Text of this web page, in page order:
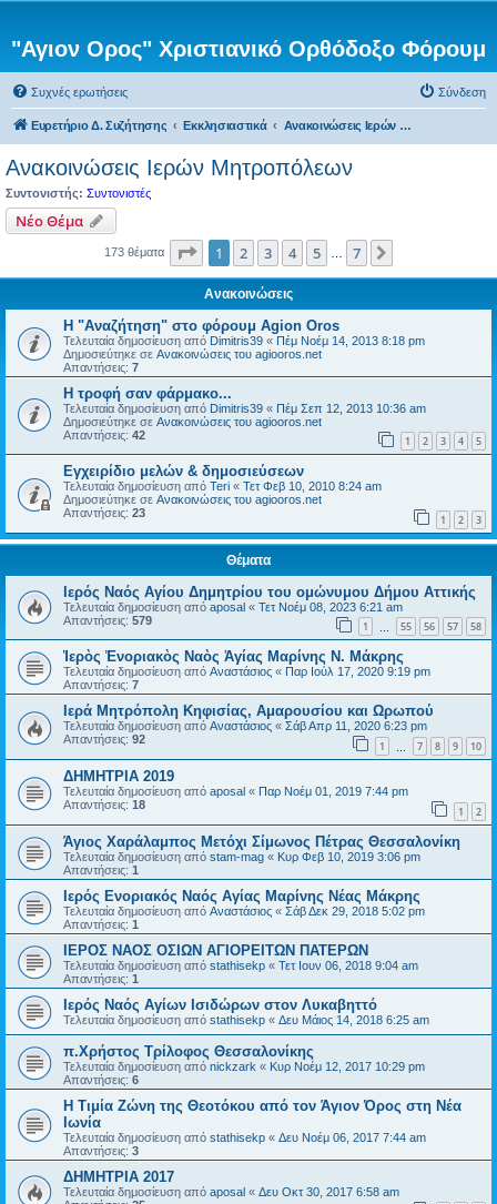
"Αγιον Ορος" Χριστιανικό Ορθόδοξο Φόρουμ
Συχνές ερωτήσεις Σύνδεση
Ευρετήριο Δ. Συζήτησης Εκκλησιαστικά Ανακοινώσεις Ιερών Μητροπόλεων
Ανακοινώσεις Ιερών Μητροπόλεων
Συντονιστής: Συντονιστές
Νέο Θέμα
173 θέματα Σελίδα από7
1 2 3 4 5 7
Ανακοινώσεις
Η "Αναζήτηση" στο φόρουμ Agion Oros
Τελευταία δημοσίευση από Dimitris39 « Πέμ Νοέμ 14, 2013 8:18 pm
Δημοσιεύτηκε σε Ανακοινώσεις του agiooros.net
Απαντήσεις: 7
H τροφή σαν φάρμακο...
Τελευταία δημοσίευση από Dimitris39 « Πέμ Σεπ 12, 2013 10:36 am
Δημοσιεύτηκε σε Ανακοινώσεις του agiooros.net
Απαντήσεις: 42 1 2 3 4 5
Εγχειρίδιο μελών & δημοσιεύσεων
Τελευταία δημοσίευση από Teri « Τετ Φεβ 10, 2010 8:24 am
Δημοσιεύτηκε σε Ανακοινώσεις του agiooros.net
Απαντήσεις: 23 1 2 3
Θέματα
Ιερός Ναός Αγίου Δημητρίου του ομώνυμου Δήμου Αττικής
Τελευταία δημοσίευση από aposal « Τετ Νοέμ 08, 2023 6:21 am
Απαντήσεις: 579 1 55 56 57 58
Ἱερὸς Ἐνοριακὸς Ναὸς Ἁγίας Μαρίνης Ν. Μάκρης
Τελευταία δημοσίευση από Αναστάσιος « Παρ Ιούλ 17, 2020 9:19 pm
Απαντήσεις: 7
Ιερά Μητρόπολη Κηφισίας, Αμαρουσίου και Ωρωπού
Τελευταία δημοσίευση από Αναστάσιος « Σάβ Απρ 11, 2020 6:23 pm
Απαντήσεις: 92 1 7 8 9 10
ΔΗΜΗΤΡΙΑ 2019
Τελευταία δημοσίευση από aposal « Παρ Νοέμ 01, 2019 7:44 pm
Απαντήσεις: 18 1 2
Άγιος Χαράλαμπος Μετόχι Σίμωνος Πέτρας Θεσσαλονίκη
Τελευταία δημοσίευση από stam-mag « Κυρ Φεβ 10, 2019 3:06 pm
Απαντήσεις: 1
Ιερός Ενοριακός Ναός Αγίας Μαρίνης Νέας Μάκρης
Τελευταία δημοσίευση από Αναστάσιος « Σάβ Δεκ 29, 2018 5:02 pm
Απαντήσεις: 1
ΙΕΡΟΣ ΝΑΟΣ ΟΣΙΩΝ ΑΓΙΟΡΕΙΤΩΝ ΠΑΤΕΡΩΝ
Τελευταία δημοσίευση από stathisekp « Τετ Ιουν 06, 2018 9:04 am
Απαντήσεις: 1
Ιερός Ναός Αγίων Ισιδώρων στον Λυκαβηττό
Τελευταία δημοσίευση από stathisekp « Δευ Μάιος 14, 2018 6:25 am
π.Χρήστος Τρίλοφος Θεσσαλονίκης
Τελευταία δημοσίευση από nickzark « Κυρ Νοέμ 12, 2017 10:29 pm
Απαντήσεις: 6
Η Τιμία Ζώνη της Θεοτόκου από τον Άγιον Όρος στη Νέα
Ιωνία
Τελευταία δημοσίευση από stathisekp « Δευ Νοέμ 06, 2017 7:44 am
Απαντήσεις: 3
ΔΗΜΗΤΡΙΑ 2017
Τελευταία δημοσίευση από aposal « Δευ Οκτ 30, 2017 6:58 am